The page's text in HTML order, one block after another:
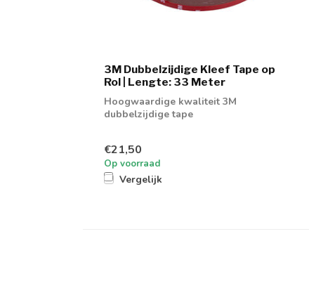
3M Dubbelzijdige Kleef Tape op
Rol | Lengte: 33 Meter
Hoogwaardige kwaliteit 3M
dubbelzijdige tape
€21,50
Op voorraad
Vergelijk